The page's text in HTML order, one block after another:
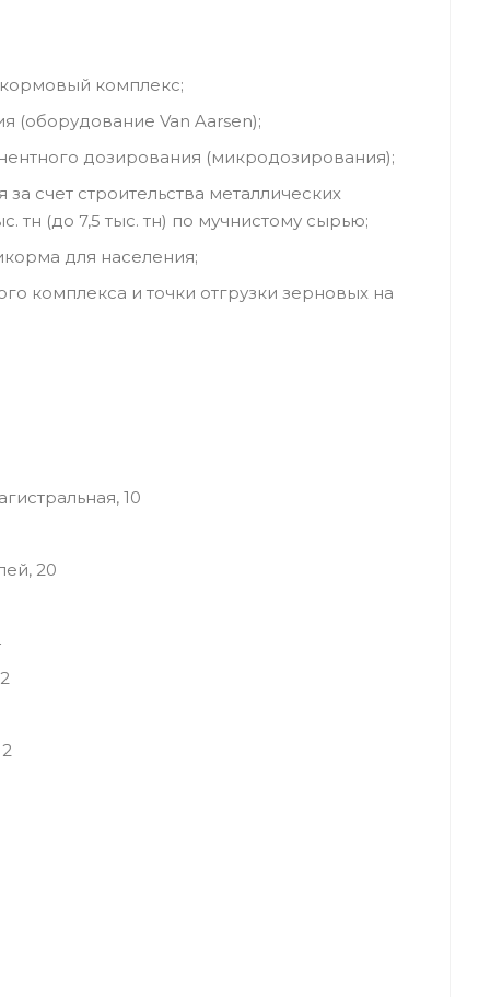
комплекс;
(оборудование Van Aarsen);
дозирования (микродозирования);
счет строительства металлических
тн (до 7,5 тыс. тн) по мучнистому сырью;
для населения;
комплекса и точки отгрузки зерновых на
10
20